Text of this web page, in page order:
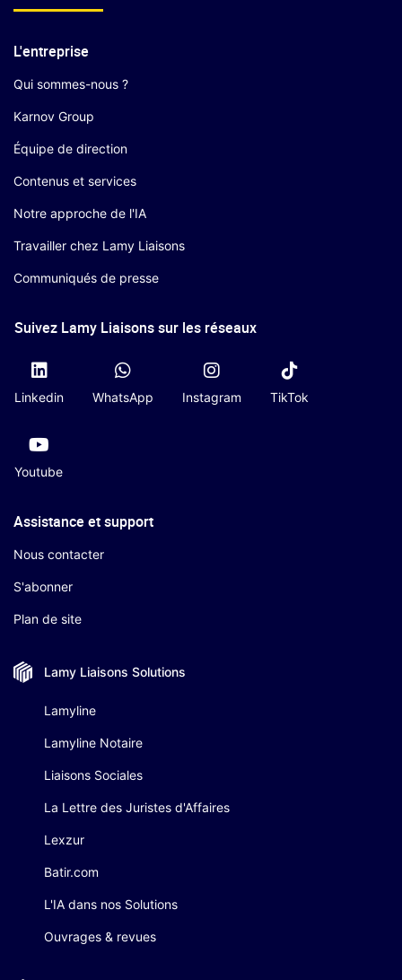
L'entreprise
Qui sommes-nous ?
Karnov Group
Équipe de direction
Contenus et services
Notre approche de l'IA
Travailler chez Lamy Liaisons
Communiqués de presse
Suivez Lamy Liaisons sur les réseaux
Linkedin WhatsApp Instagram TikTok
Youtube
Assistance et support
Nous contacter
S'abonner
Plan de site
Lamy Liaisons Solutions
Lamyline
Lamyline Notaire
Liaisons Sociales
La Lettre des Juristes d'Affaires
Lexzur
Batir.com
L'IA dans nos Solutions
Ouvrages & revues